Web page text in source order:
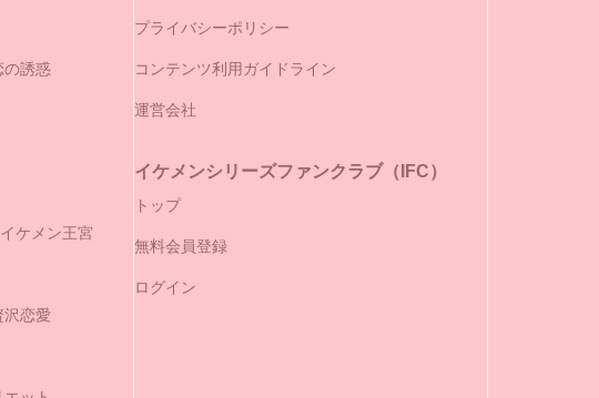
誘惑
ケメン王宮
恋愛
プライバシーポリシー
コンテンツ利用ガイドライン
運営会社
イケメンシリーズファンクラブ（IFC）
トップ
無料会員登録
ログイン